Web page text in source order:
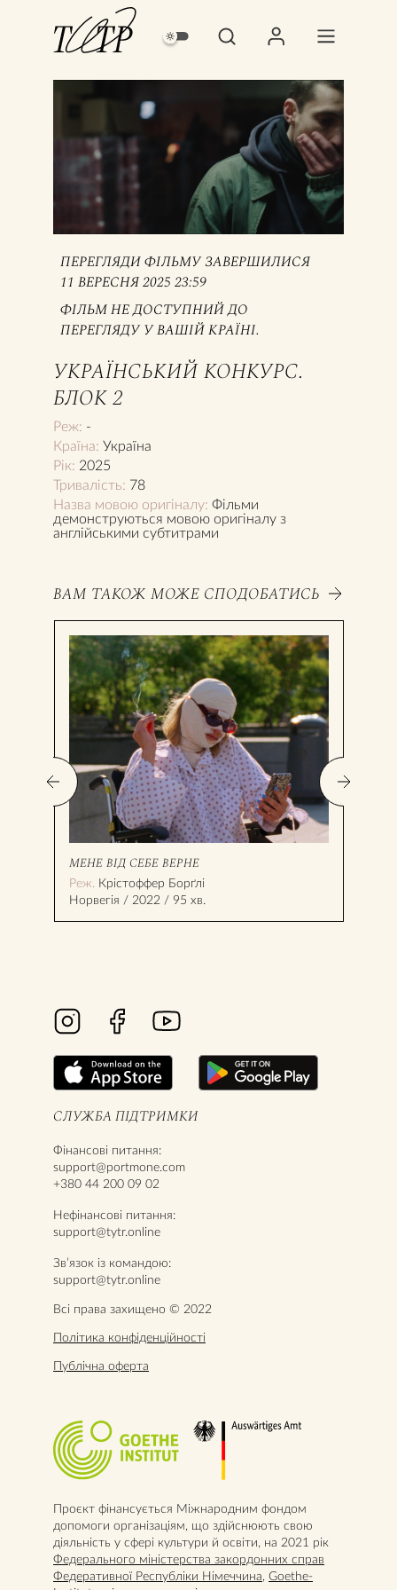
ПЕРЕГЛЯДИ ФІЛЬМУ ЗАВЕРШИЛИСЯ
11 ВЕРЕСНЯ 2025 23:59
ФІЛЬМ НЕ ДОСТУПНИЙ ДО
ПЕРЕГЛЯДУ У ВАШІЙ КРАЇНІ.
УКРАЇНСЬКИЙ КОНКУРС.
БЛОК 2
Реж: -
Країна: Україна
Рік: 2025
Тривалість: 78
Назва мовою оригіналу: Фільми
демонструються мовою оригіналу з
англійськими субтитрами
ВАМ ТАКОЖ МОЖЕ СПОДОБАТИСЬ
МЕНЕ ВІД СЕБЕ ВЕРНЕ
Реж. Крістоффер Борґлі
Норвегія / 2022 / 95 хв.
СЛУЖБА ПІДТРИМКИ
Фінансові питання:
support@portmone.com
+380 44 200 09 02
Нефінансові питання:
support@tytr.online
Звʼязок із командою:
support@tytr.online
Всі права захищено © 2022
Політика конфіденційності
Публічна оферта
Проєкт фінансується Міжнародним фондом
допомоги організаціям, що здійснюють свою
діяльність у сфері культури й освіти, на 2021 рік
Федерального міністерства закордонних справ
Федеративної Республіки Німеччина Goethe-